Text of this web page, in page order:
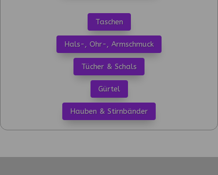
Taschen
Hals-, Ohr-, Armschmuck
Tücher & Schals
Gürtel
Hauben & Stirnbänder